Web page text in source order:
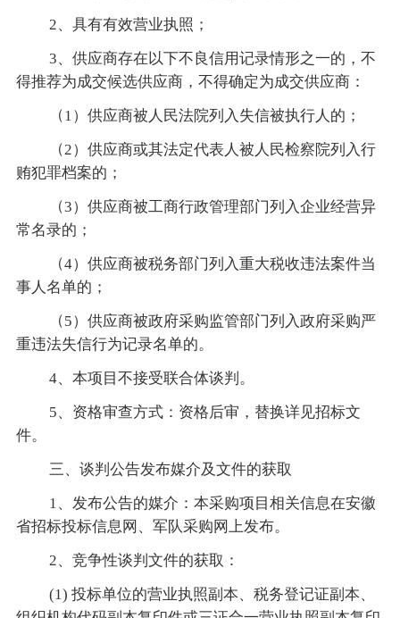
2、具有有效营业执照；
3、供应商存在以下不良信用记录情形之一的，不
得推荐为成交候选供应商，不得确定为成交供应商：
（1）供应商被人民法院列入失信被执行人的；
（2）供应商或其法定代表人被人民检察院列入行
贿犯罪档案的；
（3）供应商被工商行政管理部门列入企业经营异
常名录的；
（4）供应商被税务部门列入重大税收违法案件当
事人名单的；
（5）供应商被政府采购监管部门列入政府采购严
重违法失信行为记录名单的。
4、本项目不接受联合体谈判。
5、资格审查方式：资格后审，替换详见招标文
件。
三、谈判公告发布媒介及文件的获取
1、发布公告的媒介：本采购项目相关信息在安徽
省招标投标信息网、军队采购网上发布。
2、竞争性谈判文件的获取：
(1) 投标单位的营业执照副本、税务登记证副本、